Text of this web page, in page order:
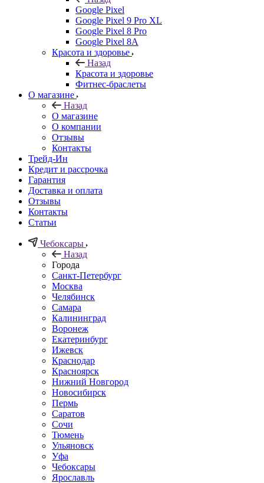
Google Pixel
Google Pixel 9 Pro XL
Google Pixel 8 Pro
Google Pixel 8A
Красота и здоровье
Назад
Красота и здоровье
Фитнес-браслеты
О магазине
Назад
О магазине
О компании
Отзывы
Контакты
Трейд-Ин
Кредит и рассрочка
Гарантия
Доставка и оплата
Отзывы
Контакты
Статьи
Чебоксары
Назад
Города
Санкт-Петербург
Москва
Челябинск
Самара
Калининград
Воронеж
Екатеринбург
Ижевск
Краснодар
Красноярск
Нижний Новгород
Новосибирск
Пермь
Саратов
Сочи
Тюмень
Ульяновск
Уфа
Чебоксары
Ярославль